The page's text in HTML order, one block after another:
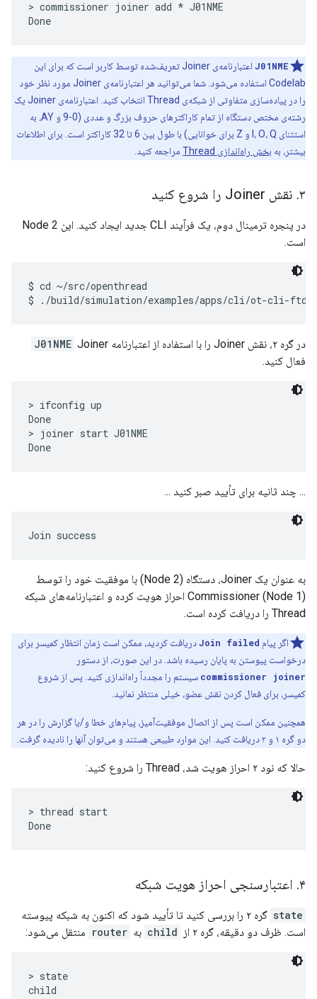
> commissioner joiner add * J01NME
J01NME
اعتبارنامه‌ی Joiner تعریف‌شده توسط کاربر است که برای این
Codelab استفاده می‌شود. شما می‌توانید هر اعتبارنامه‌ی Joiner مورد نظر خود
را در پیاده‌سازی متفاوتی از شبکه‌ی Thread انتخاب کنید. اعتبارنامه‌ی Joiner یک
رشته‌ی مختص دستگاه از تمام کاراکترهای حروف بزرگ و عددی (0-9 و AY، به
استثنای I، O، Q و Z برای خوانایی) با طول بین 6 تا 32 کاراکتر است. برای اطلاعات
بیشتر، به بخش راه‌اندازی Thread مراجعه کنید.
۳. نقش Joiner را شروع کنید
در پنجره ترمینال دوم، یک فرآیند CLI جدید ایجاد کنید. این Node 2
است.
$ cd ~/src/openthread
در گره ۲، نقش Joiner را با استفاده از اعتبارنامه J01NME Joiner
فعال کنید.
> ifconfig up
Done
> joiner start J01NME
... چند ثانیه برای تأیید صبر کنید ...
به عنوان یک Joiner، دستگاه (Node 2) با موفقیت خود را توسط
Commissioner (Node 1) احراز هویت کرده و اعتبارنامه‌های شبکه
Thread را دریافت کرده است.
اگر پیام Join failedدریافت کردید، ممکن است زمان انتظار کمیسر برای
درخواست پیوستن به پایان رسیده باشد. در این صورت، از دستور
commissioner joiner سیستم را مجدداً راه‌اندازی کنید. پس از شروع
کمیسر، برای فعال کردن نقش عضو، خیلی منتظر نمانید.
همچنین ممکن است پس از اتصال موفقیت‌آمیز، پیام‌های خطا و/یا گزارش را در هر
دو گره ۱ و ۲ دریافت کنید. این موارد طبیعی هستند و می‌توان آنها را نادیده گرفت.
حالا که نود ۲ احراز هویت شد، Thread را شروع کنید:
> thread start
۴. اعتبارسنجی احراز هویت شبکه
state
گره ۲ را بررسی کنید تا تأیید شود که اکنون به شبکه پیوسته
است. ظرف دو دقیقه، گره ۲ از
child به router منتقل می‌شود:
> state
child